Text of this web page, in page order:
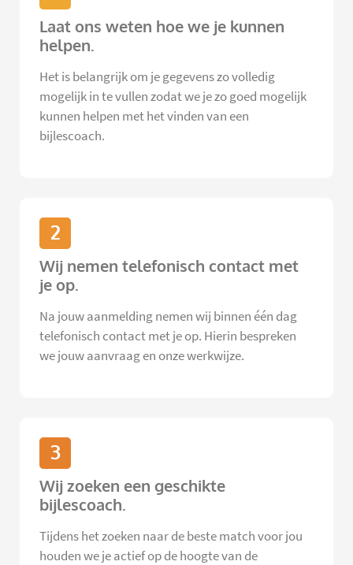
Laat ons weten hoe we je kunnen
helpen.
Het is belangrijk om je gegevens zo volledig
mogelijk in te vullen zodat we je zo goed mogelijk
kunnen helpen met het vinden van een
bijlescoach.
2
Wij nemen telefonisch contact met
je op.
Na jouw aanmelding nemen wij binnen één dag
telefonisch contact met je op. Hierin bespreken
we jouw aanvraag en onze werkwijze.
3
Wij zoeken een geschikte
bijlescoach.
Tijdens het zoeken naar de beste match voor jou
houden we je actief op de hoogte van de